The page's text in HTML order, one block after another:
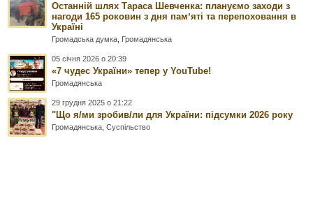
Останній шлях Тараса Шевченка: плануємо заходи з
нагоди 165 роковин з дня памʼяті та перепоховання в
Україні
Громадська думка Громадянська
05 січня 2026 о 20:39
«7 чудес України» тепер у YouTube!
Громадянська
29 грудня 2025 о 21:22
"Що я/ми зробив/ли для України: підсумки 2026 року
Громадянська ,Суспільство